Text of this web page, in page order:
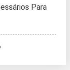
Para